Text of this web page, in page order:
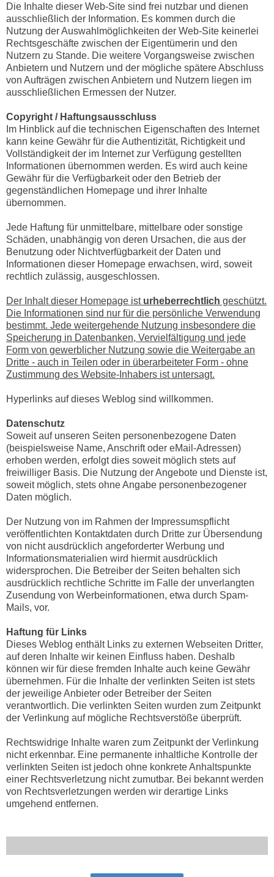
Die Inhalte dieser Web-Site sind frei nutzbar und dienen
ausschließlich der Information. Es kommen durch die
Nutzung der Auswahlmöglichkeiten der Web-Site keinerlei
Rechtsgeschäfte zwischen der Eigentümerin und den
Nutzern zu Stande. Die weitere Vorgangsweise zwischen
Anbietern und Nutzern und der mögliche spätere Abschluss
von Aufträgen zwischen Anbietern und Nutzern liegen im
ausschließlichen Ermessen der Nutzer.
Copyright / Haftungsausschluss
Im Hinblick auf die technischen Eigenschaften des Internet
kann keine Gewähr für die Authentizität, Richtigkeit und
Vollständigkeit der im Internet zur Verfügung gestellten
Informationen übernommen werden. Es wird auch keine
Gewähr für die Verfügbarkeit oder den Betrieb der
gegenständlichen Homepage und ihrer Inhalte
übernommen.
Jede Haftung für unmittelbare, mittelbare oder sonstige
Schäden, unabhängig von deren Ursachen, die aus der
Benutzung oder Nichtverfügbarkeit der Daten und
Informationen dieser Homepage erwachsen, wird, soweit
rechtlich zulässig, ausgeschlossen.
Der Inhalt dieser Homepage ist urheberrechtlich geschützt.
Die Informationen sind nur für die persönliche Verwendung
bestimmt. Jede weitergehende Nutzung insbesondere die
Speicherung in Datenbanken, Vervielfältigung und jede
Form von gewerblicher Nutzung sowie die Weitergabe an
Dritte - auch in Teilen oder in überarbeiteter Form - ohne
Zustimmung des Website-Inhabers ist untersagt.
Hyperlinks auf dieses Weblog sind willkommen.
Datenschutz
Soweit auf unseren Seiten personenbezogene Daten
(beispielsweise Name, Anschrift oder eMail-Adressen)
erhoben werden, erfolgt dies soweit möglich stets auf
freiwilliger Basis. Die Nutzung der Angebote und Dienste ist,
soweit möglich, stets ohne Angabe personenbezogener
Daten möglich.
Der Nutzung von im Rahmen der Impressumspflicht
veröffentlichten Kontaktdaten durch Dritte zur Übersendung
von nicht ausdrücklich angeforderter Werbung und
Informationsmaterialien wird hiermit ausdrücklich
widersprochen. Die Betreiber der Seiten behalten sich
ausdrücklich rechtliche Schritte im Falle der unverlangten
Zusendung von Werbeinformationen, etwa durch Spam-
Mails, vor.
Haftung für Links
Dieses Weblog enthält Links zu externen Webseiten Dritter,
auf deren Inhalte wir keinen Einfluss haben. Deshalb
können wir für diese fremden Inhalte auch keine Gewähr
übernehmen. Für die Inhalte der verlinkten Seiten ist stets
der jeweilige Anbieter oder Betreiber der Seiten
verantwortlich. Die verlinkten Seiten wurden zum Zeitpunkt
der Verlinkung auf mögliche Rechtsverstöße überprüft.
Rechtswidrige Inhalte waren zum Zeitpunkt der Verlinkung
nicht erkennbar. Eine permanente inhaltliche Kontrolle der
verlinkten Seiten ist jedoch ohne konkrete Anhaltspunkte
einer Rechtsverletzung nicht zumutbar. Bei bekannt werden
von Rechtsverletzungen werden wir derartige Links
umgehend entfernen.